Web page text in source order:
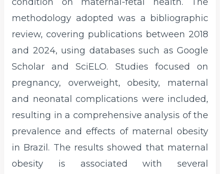
methodology adopted was a bibliographic
review, covering publications between 2018
and 2024, using databases such as Google
Scholar and SciELO. Studies focused on
pregnancy, overweight, obesity, maternal
and neonatal complications were included,
resulting in a comprehensive analysis of the
prevalence and effects of maternal obesity
in Brazil. The results showed that maternal
obesity is associated with several